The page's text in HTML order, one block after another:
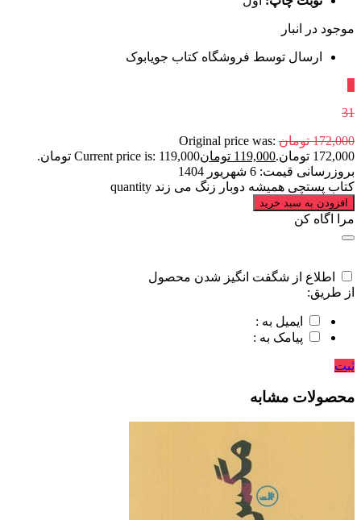
موجود در انبار
ارسال توسط فروشگاه کتاب جویابوک
31
172,000 تومان Original price was:
172,000 تومان.
119,000 تومانCurrent price is: 119,000 تومان.
بروزرسانی قیمت: 6 شهریور 1404
کتاب پستچی همیشه دوبار زنگ می زند quantity
افزودن به سبد خرید
مرا اگاه کن
اطلاع از شگفت انگیز شدن محصول
از طریق:
ایمیل به :
پیامک به :
ثبت
محصولات مشابه